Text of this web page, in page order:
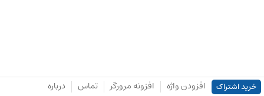
خرید اشتراک افزودن واژه افزونه مرورگر تماس درباره